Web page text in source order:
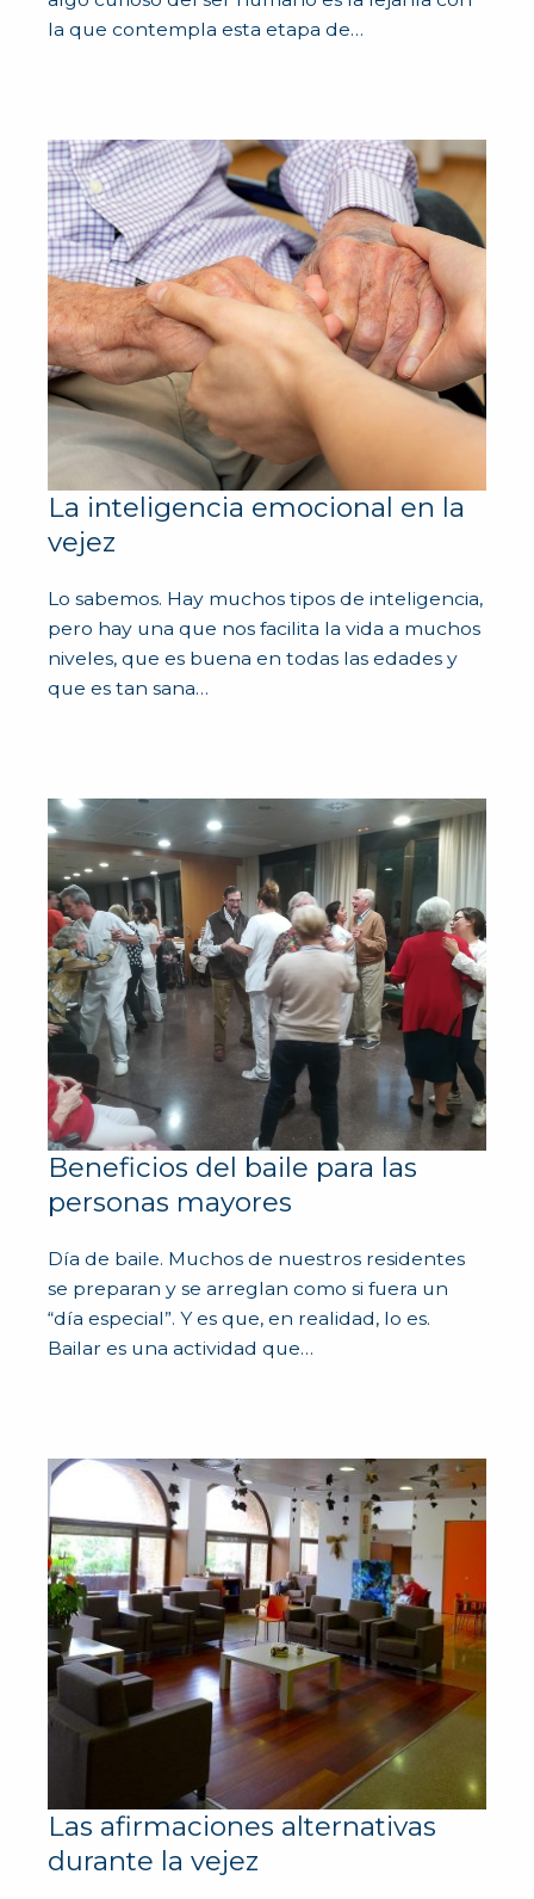
la que contempla esta etapa de…
La inteligencia emocional en la
vejez
Lo sabemos. Hay muchos tipos de inteligencia,
pero hay una que nos facilita la vida a muchos
niveles, que es buena en todas las edades y
que es tan sana…
Beneficios del baile para las
personas mayores
Día de baile. Muchos de nuestros residentes
se preparan y se arreglan como si fuera un
“día especial”. Y es que, en realidad, lo es.
Bailar es una actividad que…
Las afirmaciones alternativas
durante la vejez